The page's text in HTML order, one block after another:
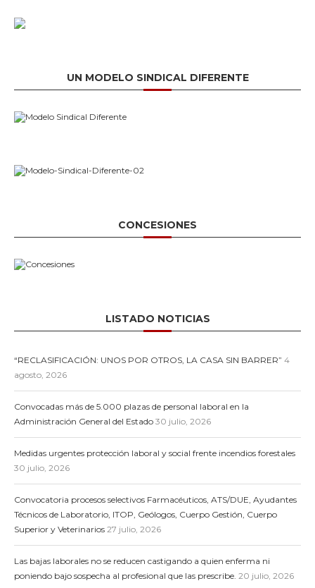
UN MODELO SINDICAL DIFERENTE
CONCESIONES
LISTADO NOTICIAS
“RECLASIFICACIÓN: UNOS POR OTROS, LA CASA SIN BARRER” 4
agosto, 2026
Convocadas más de 5.000 plazas de personal laboral en la
Administración General del Estado 30 julio, 2026
Medidas urgentes protección laboral y social frente incendios forestales
30 julio, 2026
Convocatoria procesos selectivos Farmacéuticos, ATS/DUE, Ayudantes
Técnicos de Laboratorio, ITOP, Geólogos, Cuerpo Gestión, Cuerpo
Superior y Veterinarios 27 julio, 2026
Las bajas laborales no se reducen castigando a quien enferma ni
poniendo bajo sospecha al profesional que las prescribe. 20 julio, 2026